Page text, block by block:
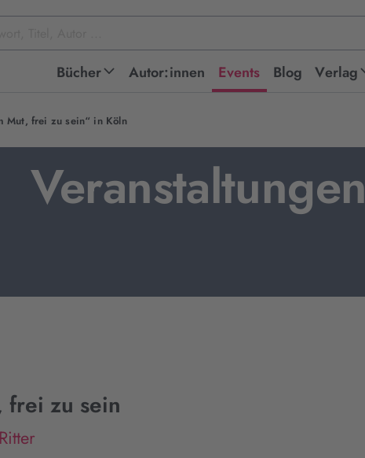
Bücher Autor:innen Events Blog Verlag
Mut, frei zu sein“ in Köln
Veranstaltungen
frei zu sein